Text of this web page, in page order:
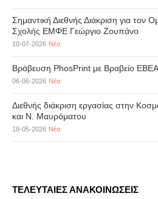
Σημαντική Διεθνής Διάκριση για τον
Σχολής ΕΜΦΕ Γεώργιο Ζουπάνο
10-07-2026 Νέα
Βράβευση PhosPrint με Βραβείο
06-06-2026 Νέα
Διεθνής διάκριση εργασίας στην
και Ν. Μαυρόματου
18-05-2026 Νέα
ΤΕΛΕΥΤΑΙΕΣ ΑΝΑΚΟΙΝΩΣΕΙΣ